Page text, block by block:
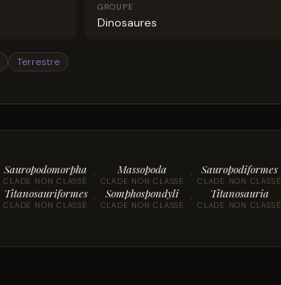
GROUPE
Dinosaures
Terrestre
Sauropodomorpha
CLADE NON CLASSÉ › Massopoda
CLADE NON CLASSÉ › Sauropodiformes
CLADE NON CLASSÉ
Titanosauriformes
CLADE NON CLASSÉ › Somphospondyli
CLADE NON CLASSÉ › Titanosauria
CLADE NON CLASSÉ